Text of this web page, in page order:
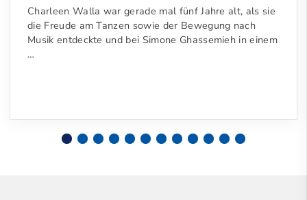
Charleen Walla war gerade mal fünf Jahre alt, als sie
die Freude am Tanzen sowie der Bewegung nach
Musik entdeckte und bei Simone Ghassemieh in einem
…